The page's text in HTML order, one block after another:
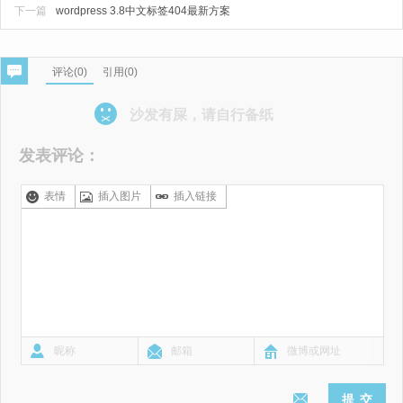
wordpress 3.8中文标签404最新方案
下一篇
评论(0) 引用(0)
沙发有屎，请自行备纸
发表评论：
表情 插入图片 插入链接